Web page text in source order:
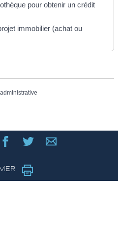
pour obtenir un crédit
immobilier (achat ou